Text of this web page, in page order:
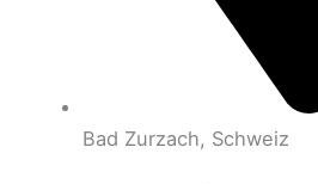
Bad Zurzach, Schweiz